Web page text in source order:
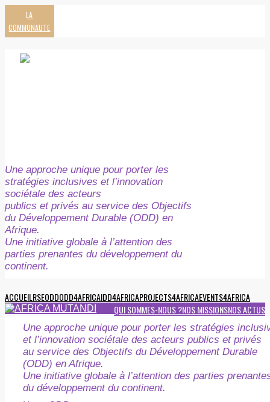
LA
COMMUNAUTE
Une approche unique pour porter les
stratégies inclusives et l’innovation
sociétale des acteurs
publics et privés au service des Objectifs
du Développement Durable (ODD) en
Afrique.
Une initiative globale à l’attention des
parties prenantes du développement du
continent.
ACCUEILRSEODDODD4AFRICAIDD4AFRICAPROJECTS4AFRICAEVENTS4AFRICA
NOS ACTUS
NOS MISSIONS
QUI SOMMES-NOUS ?
Une approche unique pour porter les stratégies
et l’innovation sociétale des acteurs publics et privés
au service des Objectifs du Développement Durable
(ODD) en Afrique.
Une initiative globale à l’attention des parties
du développement du continent.